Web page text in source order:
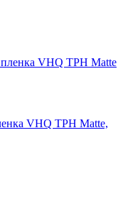
VHQ TPH Matte,